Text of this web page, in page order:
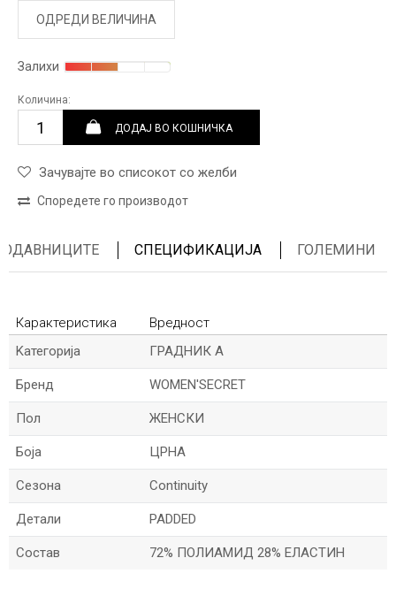
ОДРЕДИ ВЕЛИЧИНА
Залихи
Количина:
ДОДАЈ ВО КОШНИЧКА
Зачувајте во списокот со желби
Споредете го производот
СПЕЦИФИКАЦИЈА ГОЛЕМИНИ
Карактеристика
Вредност
Kатегорија
ГРАДНИК А
Бренд WOMEN'SECRET
Пол ЖЕНСКИ
Боја ЦРНА
Сезона Continuity
Детали PADDED
Состав 72% ПОЛИАМИД 28% ЕЛАСТИН